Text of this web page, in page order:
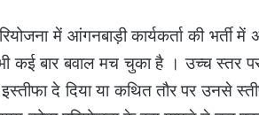
में आंगनबाड़ी कार्यकर्ता की भर्ती
कई बार बवाल मच चुका है । उच्च स्तर
इस्तीफा दे दिया या कथित तौर पर उनसे